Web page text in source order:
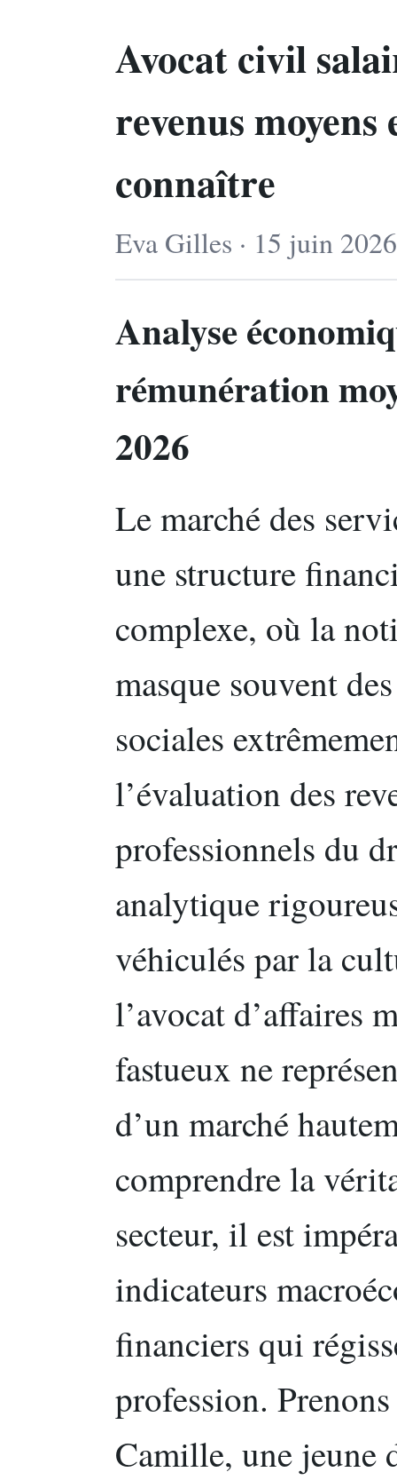
Avocat civil
revenus moyens
connaître
Eva Gilles · 15 juin
Analyse
rémunération
2026
Le marché des
une structure
complexe, où la
masque souvent
sociales
l’évaluation des
professionnels du
analytique
véhiculés par la
l’avocat d’affaires
fastueux ne
d’un marché
comprendre la
secteur, il est
indicateurs
financiers qui
profession.
Camille, une jeune